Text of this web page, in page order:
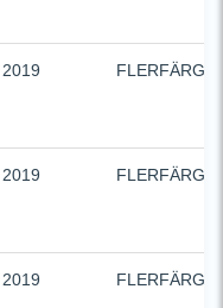
2019
2019
2019